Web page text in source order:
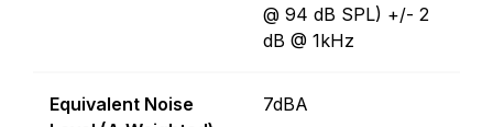
@ 94 dB SPL) +/- 2
dB @ 1kHz
Equivalent Noise
7dBA